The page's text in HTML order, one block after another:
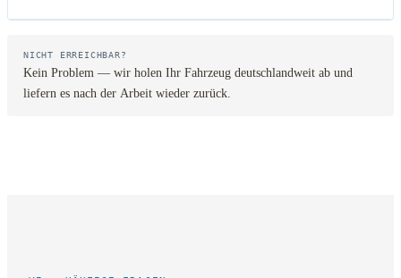
NICHT ERREICHBAR?
Kein Problem — wir holen Ihr Fahrzeug deutschlandweit ab und
liefern es nach der Arbeit wieder zurück.